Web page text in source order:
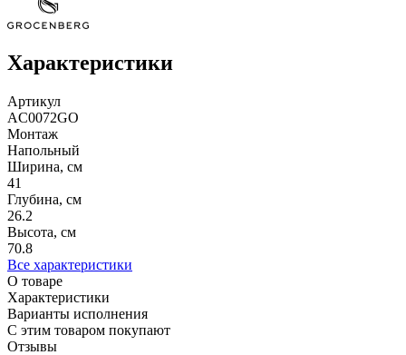
Характеристики
Артикул
AC0072GO
Монтаж
Напольный
Ширина, см
41
Глубина, см
26.2
Высота, см
70.8
Все характеристики
О товаре
Характеристики
Варианты исполнения
С этим товаром покупают
Отзывы